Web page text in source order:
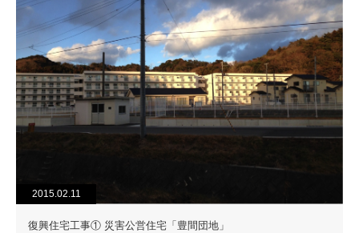
2015.02.11
復興住宅工事① 災害公営住宅「豊間団地」